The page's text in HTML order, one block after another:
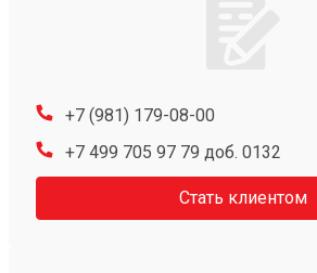
+7 (981) 179-08-00
+7 499 705 97 79 доб. 0132
Стать клиентом